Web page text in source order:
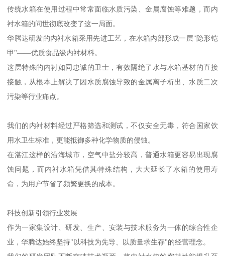
传统水箱在使用过程中常常面临水质污染、金属腐蚀等难题，而内
衬水箱的问世彻底改变了这一局面。
华腾达研发的内衬水箱采用先进工艺，在水箱内部形成一层"隐形铠
甲"——优质食品级内衬材料。
这层特殊的内衬如同忠诚的卫士，有效隔绝了水与水箱基材的直接
接触，从根本上解决了因水质腐蚀导致的金属离子析出、水质二次
污染等行业痛点。
我们的内衬材料经过严格筛选和测试，不仅安全无毒，符合国家饮
用水卫生标准，更能抵御多种化学物质的侵蚀。
在湛江这样的沿海城市，空气中盐分较高，普通水箱更容易出现腐
蚀问题，而内衬水箱凭借其特殊结构，大大延长了水箱的使用寿
命，为用户节省了频繁更换的成本。
科技创新引领行业发展
作为一家集设计、研发、生产、安装与技术服务为一体的综合性企
业，华腾达始终坚持"以科技为先导、以质量求生存"的经营理念。